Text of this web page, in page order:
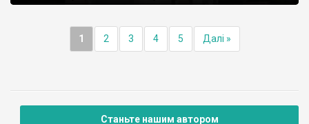
1 2 3 4 5 Далі »
Станьте нашим автором